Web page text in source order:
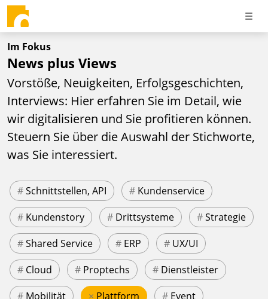
Im Fokus
News plus Views
Vorstöße, Neuigkeiten, Erfolgsgeschichten,
Interviews: Hier erfahren Sie im Detail, wie
wir digitalisieren und Sie profitieren können.
Steuern Sie über die Auswahl der Stichworte,
was Sie interessiert.
#Schnittstellen, API # Kundenservice
# Kundenstory # Drittsysteme #Strategie
#Shared Service # ERP # UX/UI
# Cloud # Proptechs # Dienstleister
# Mobilität × Plattform # Event